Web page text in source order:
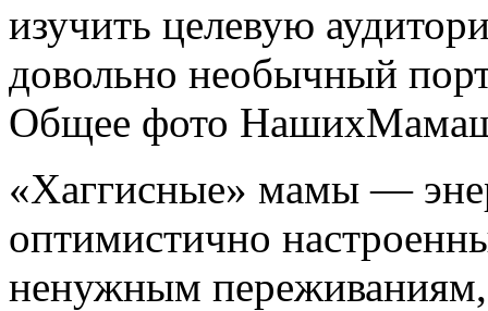
изучить целевую
довольно необычный
Общее фото
«Хаггисные» мамы —
оптимистично
ненужным